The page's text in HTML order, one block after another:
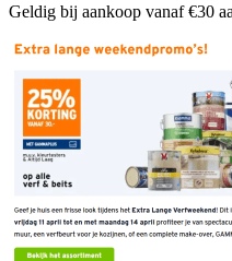
Geldig bij aankoop vanaf €30